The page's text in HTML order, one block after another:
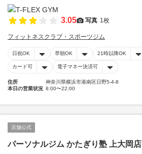
3.05 写真 1枚
フィットネスクラブ・スポーツジム
日祝OK 早朝OK 21時以降OK
カード可 電子マネー決済可
住所
神奈川県横浜市港南区日野5-4-8
本日の営業状況 8:00〜22:00
店舗公式
パーソナルジム かたぎり塾 上大岡店